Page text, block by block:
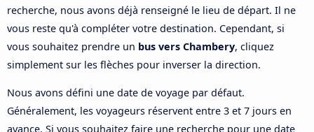
recherche, nous avons déjà renseigné le lieu de départ. Il ne
vous reste qu'à compléter votre destination. Cependant, si
vous souhaitez prendre un bus vers Chambery, cliquez
simplement sur les flèches pour inverser la direction.
Nous avons défini une date de voyage par défaut.
Généralement, les voyageurs réservent entre 3 et 7 jours en
avance. Si vous souhaitez faire une recherche pour une date